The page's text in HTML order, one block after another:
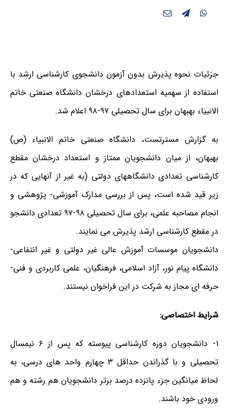
جزئیات نحوه پذیرش بدون آزمون دانشجوی کارشناسی ارشد با
استفاده از سهمیه استعداد‏های درخشان دانشگاه صنعتی خاتم
الانبیاء بهبهان برای سال تحصیلی ۹۷-۹۸ اعلام شد.
به گزارش مسترتست، دانشگاه صنعتی خاتم الانبیاء (ص)
بهبهان، از میان دانشجویان ممتاز و استعداد درخشان مقطع
کارشناسی تعدادی دانشگاههای دولتی (به غیر از آنهایی که در
زیر قید شده است، پس از بررسی مدارک آموزشی- پژوهشی و
انجام مصاحبه علمی، برای سال تحصیلی ۹۸-۹۷ تعدادی دانشجو
در مقطع کارشناسی ارشد پذیرش می نمایند.
دانشجویان موسسات آموزش عالی غیر دولتی و غیر انتفاعی-
دانشگاه پیام نور، آزاد اسلامی، فرهنگیان، علمی کاربردی و فنی-
حرفه ای مجاز به شرکت در این فراخوان نیستند.
شرایط اختصاصی:
۱- دانشجویان دوره کارشناسی پیوسته که پس از ۶ نیمسال
تحصیلی و با گذراندن حداقل ۳ چهارم واحد های درسی، به
لحاظ میانگین جزء پانزده درصد برتر دانشجویان هم رشته و هم
ورودی خود باشند.